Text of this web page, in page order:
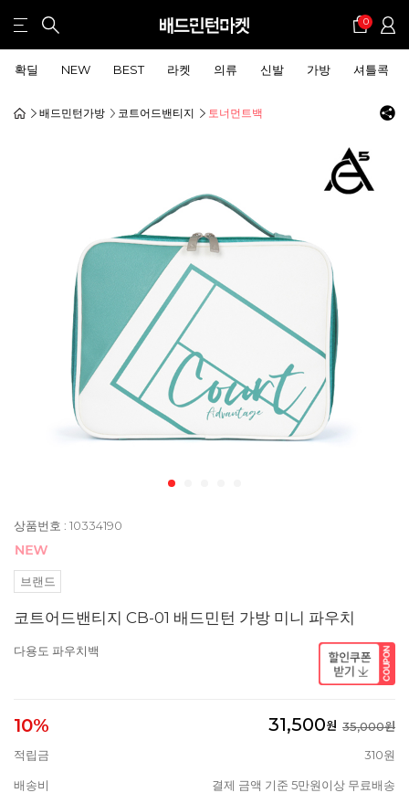
0
확딜 NEW BEST 라켓 의류 신발 가방 셔틀콕
배드민턴가방 코트어드밴티지 토너먼트백
상품번호 : 10334190
브랜드
코트어드밴티지 CB-01 배드민턴 가방 미니 파우치
다용도 파우치백
10% 31,500원 35,000원
적립금
310원
배송비 결제 금액 기준 5만원이상 무료배송